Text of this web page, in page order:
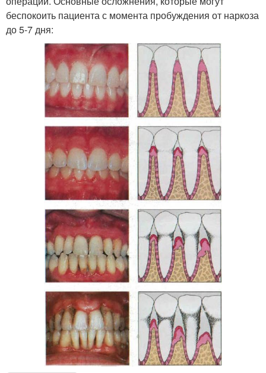
беспокоить пациента с момента пробуждения от наркоза
до 5-7 дня: